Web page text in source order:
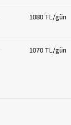
1080 TL/gün
1070 TL/gün